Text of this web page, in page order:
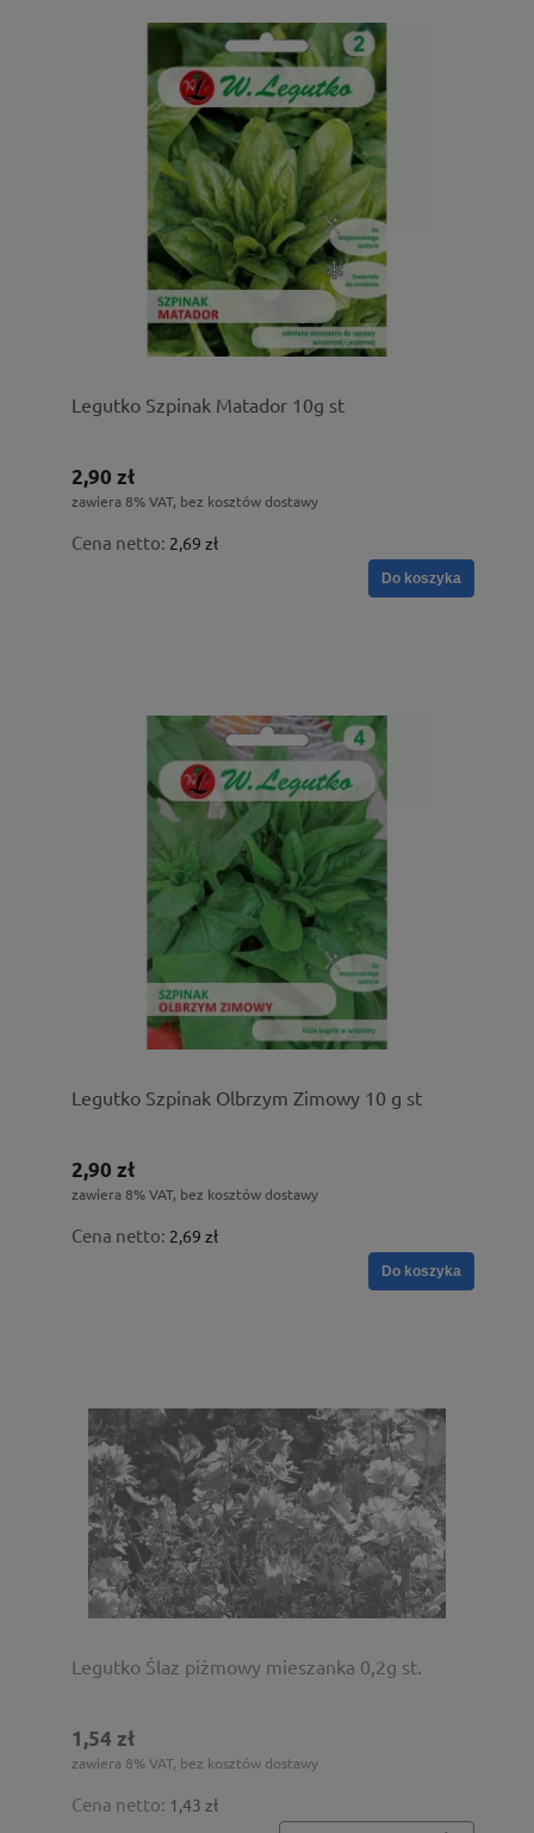
Legutko Szpinak Matador 10g st
2,90 zł
zawiera 8% VAT, bez kosztów dostawy
Cena netto: 2,69 zł
Do koszyka
Legutko Szpinak Olbrzym Zimowy 10 g st
2,90 zł
zawiera 8% VAT, bez kosztów dostawy
Cena netto: 2,69 zł
Do koszyka
Legutko Ślaz piżmowy mieszanka 0,2g st.
1,54 zł
zawiera 8% VAT, bez kosztów dostawy
Cena netto: 1,43 zł